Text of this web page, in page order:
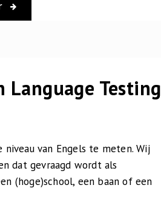
Testing
van Engels te meten. Wij
dat gevraagd wordt als
(hoge)school, een baan of een